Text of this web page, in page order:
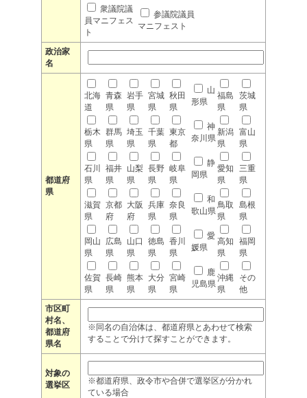
衆議院議
員マニフェス
ト
参議院議員
マニフェスト
政治家
名
都道府
県
北海
道
青森
県
岩手
県
宮城
県
秋田
県
山
形県
福島
県
茨城
県
栃木
県
群馬
県
埼玉
県
千葉
県
東京
都
神
奈川県
新潟
県
富山
県
石川
県
福井
県
山梨
県
長野
県
岐阜
県
静
岡県
愛知
県
三重
県
滋賀
県
京都
府
大阪
府
兵庫
県
奈良
県
和
歌山県
鳥取
県
島根
県
岡山
県
広島
県
山口
県
徳島
県
香川
県
愛
媛県
高知
県
福岡
県
佐賀
県
長崎
県
熊本
県
大分
県
宮崎
県
鹿
児島県
沖縄
県
その
他
市区町
村名、
都道府
県名
※同名の自治体は、都道府県とあわせて検索
することで分けて探すことができます。
対象の
選挙区
※都道府県、政令市や合併で選挙区が分かれ
ている場合